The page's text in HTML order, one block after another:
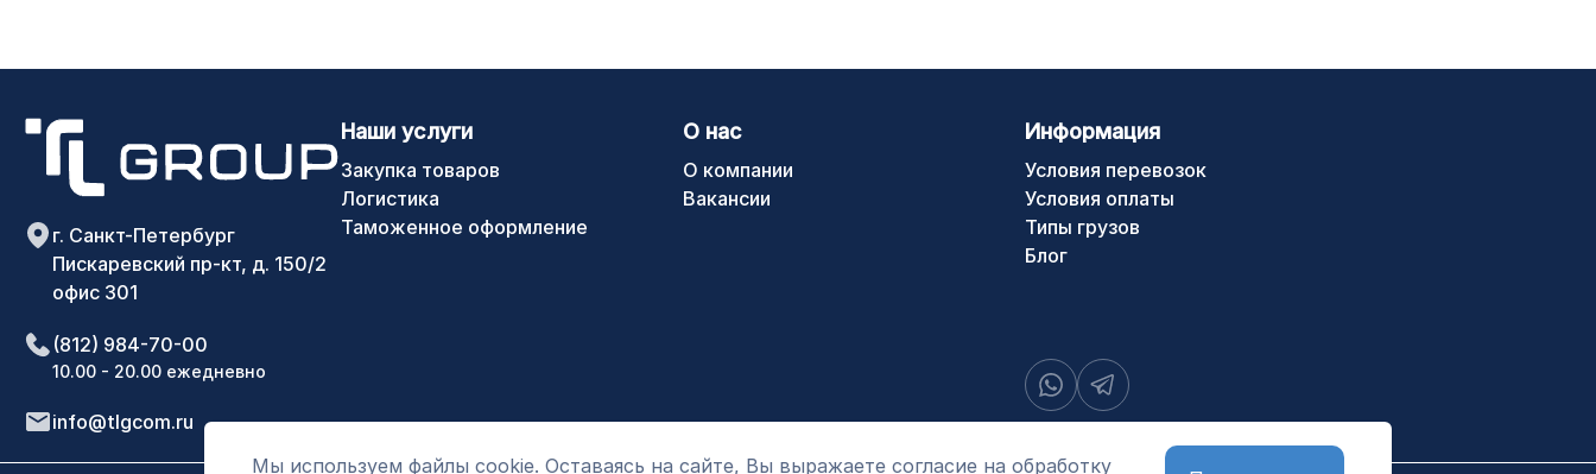
Мы используем файлы cookie. Оставаясь на сайте, Вы выражаете согласие на обработку
г. Санкт-Петербург
Пискаревский пр-кт, д. 150/2
офис 301
(812) 984-70-00
10.00 - 20.00 ежедневно
info@tlgcom.ru
Закупка товаров
Наши услуги
Логистика
Таможенное оформление
О нас
О компании
Вакансии
Информация
Условия перевозок
Условия оплаты
Типы грузов
Блог